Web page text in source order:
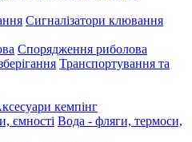
Сигналізатори клювання
Спорядження риболова
Транспортування та
кемпінг
Вода - фляги, термоси,